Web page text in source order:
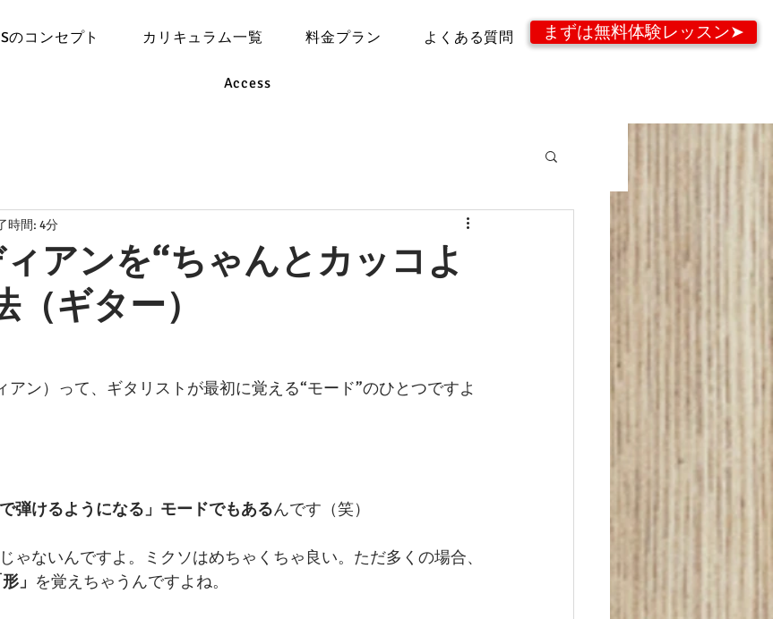
のコンセプト カリキュラム一覧 料金プラン よくある質問
Access
まずは無料体験レッスン➤
アンを“ちゃんとカッコよ
（ギター）
時間: 4分
アン）って、ギタリストが最初に覚える“モード”のひとつですよ
弾けるようになる」モードでもあるんです（笑）
ゃないんですよ。ミクソはめちゃくちゃ良い。ただ多くの場合、
」 を覚えちゃうんですよね。